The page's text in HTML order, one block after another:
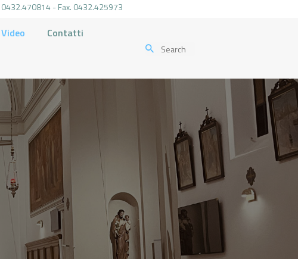
- Fax. 0432.425973
Contatti